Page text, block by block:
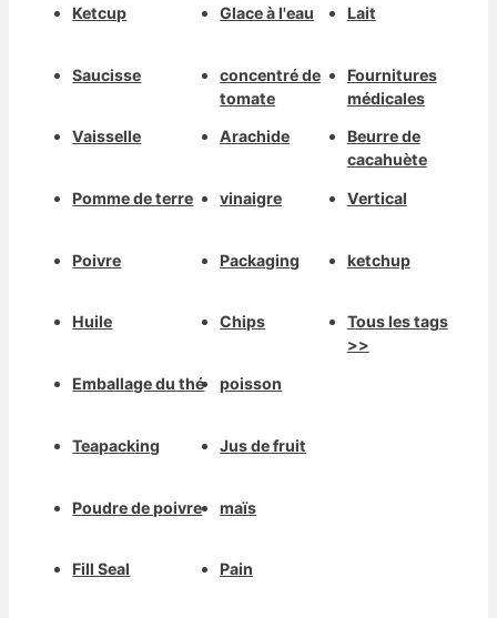
Ketcup
Saucisse
Vaisselle
Pomme de terre
Poivre
Huile
Emballage du thé
Teapacking
Poudre de poivre
Fill Seal
Glace à l'eau
concentré de
tomate
Arachide
vinaigre
Packaging
Chips
poisson
Jus de fruit
maïs
Pain
Lait
Fournitures
médicales
Beurre de
cacahuète
Vertical
ketchup
Tous les tags
>>